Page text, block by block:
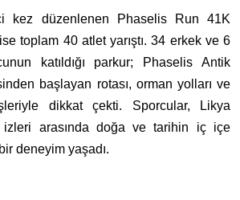
kez düzenlenen Phaselis Run 41K
toplam 40 atlet yarıştı. 34 erkek ve 6
katıldığı parkur; Phaselis Antik
başlayan rotası, orman yolları ve
dikkat çekti. Sporcular, Likya
izleri arasında doğa ve tarihin iç içe
deneyim yaşadı.